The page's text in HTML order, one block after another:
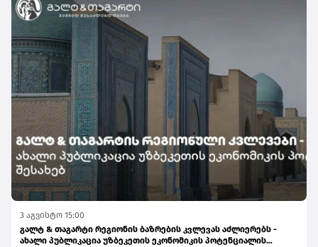
3 აგვისტო 15:00
გალტ & თაგარტი რეგიონის ბაზრების კვლევას აძლიერებს -
ახალი პუბლიკაცია უზბეკეთის ეკონომიკის პოტენციალის